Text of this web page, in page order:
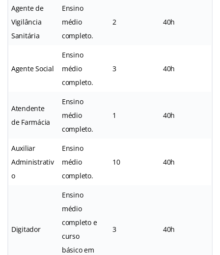
Agente de
Vigilância
Sanitária
Ensino
médio
completo.
2 40h
Agente Social
Ensino
médio
completo.
3 40h
Atendente
de Farmácia
Ensino
médio
completo.
1 40h
Auxiliar
Administrativ
o
Ensino
médio
completo.
10 40h
Digitador
Ensino
médio
completo e
curso
básico em
3 40h